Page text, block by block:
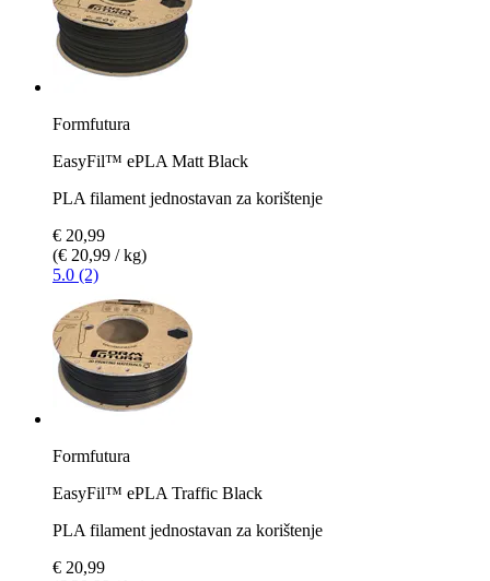
Formfutura
EasyFil™ ePLA Matt Black
PLA filament jednostavan za korištenje
€ 20,99
(€ 20,99 / kg)
5.0 (2)
Formfutura
EasyFil™ ePLA Traffic Black
PLA filament jednostavan za korištenje
€ 20,99